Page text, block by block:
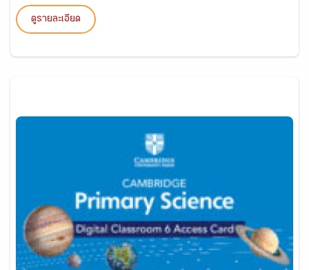
ดูรายละเอียด